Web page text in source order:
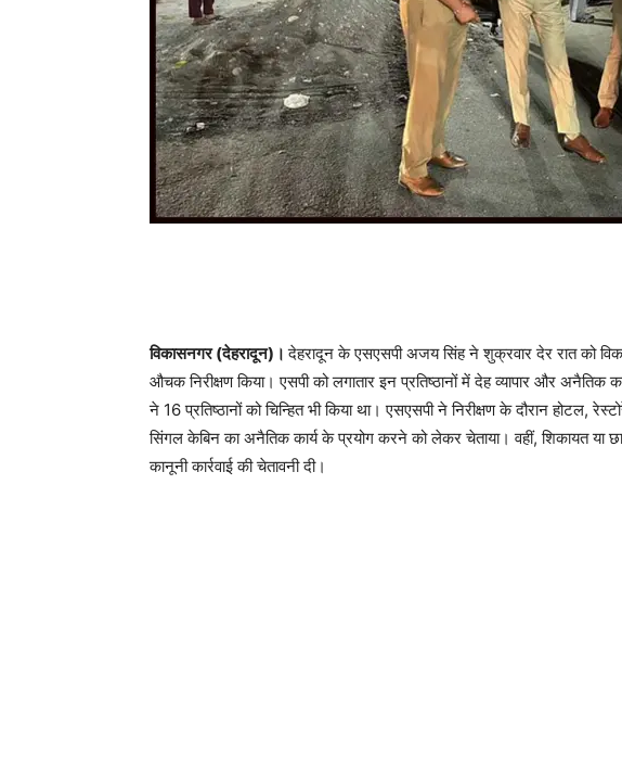
विकासनगर (देहरादून)।देहरादून के एसएसपी अजय सिंह ने शुक्रवार देर रात को
औचक निरीक्षण किया। एसपी को लगातार इन प्रतिष्ठानों में देह व्यापार और अनैतिक
ने 16 प्रतिष्ठानों को चिन्हित भी किया था। एसएसपी ने निरीक्षण के दौरान होटल,
सिंगल केबिन का अनैतिक कार्य के प्रयोग करने को लेकर चेताया। वहीं, शिकायत या
कानूनी कार्रवाई की चेतावनी दी।